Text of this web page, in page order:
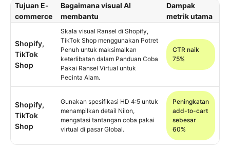
Tujuan E-
commerce
Bagaimana visual AI
membantu
Dampak
metrik utama
Shopify,
TikTok
Shop
Skala visual Ransel di Shopify,
TikTok Shop menggunakan Potret
Penuh untuk maksimalkan
keterlibatan dalam Panduan Coba
Pakai Ransel Virtual untuk
Pecinta Alam.
CTR naik
75%
Shopify,
TikTok
Shop
Gunakan spesifikasi HD 4:5 untuk
menampilkan detail Nilon,
mengatasi tantangan coba pakai
virtual di pasar Global.
Peningkatan
add-to-cart
sebesar
60%